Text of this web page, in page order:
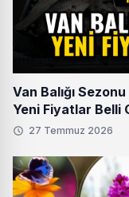
Van Balığı
Yeni Fiyatlar Belli
27 Temmuz 2026